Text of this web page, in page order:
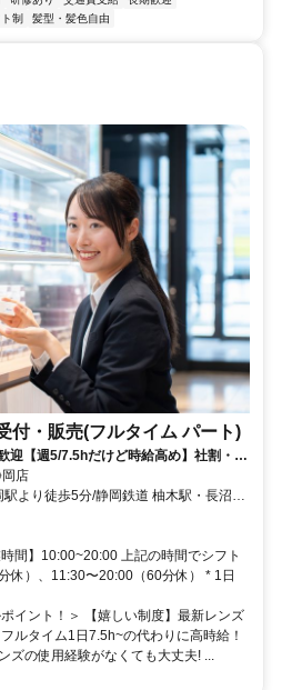
制 髪型・髪色自由
付・販売(フルタイム パート)
迎【週5/7.5hだけど時給高め】社割・家
規定支給
店
間】10:00~20:00 上記の時間でシフト
休）、11:30〜20:00（60分休） * 1日
イント！＞ 【嬉しい制度】最新レンズ
ルタイム1日7.5h~の代わりに高時給！
ズの使用経験がなくても大丈夫! ...